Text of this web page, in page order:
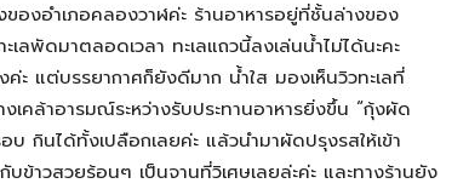
ของอำเภอคลองวาฬค่ะ ร้านอาหารอยู่ที่ชั้นล่างของ
ลพัดมาตลอดเวลา ทะเลแถวนี้ลงเล่นน้ำไม่ได้นะคะ
ค่ะ แต่บรรยากาศก็ยังดีมาก น้ำใส มองเห็นวิวทะเลที่
คล้าอารมณ์ระหว่างรับประทานอาหารยิ่งขึ้น “กุ้งผัด
กินได้ทั้งเปลือกเลยค่ะ แล้วนำมาผัดปรุงรสให้เข้า
าวสวยร้อนๆ เป็นจานที่วิเศษเลยล่ะค่ะ และทางร้านยัง